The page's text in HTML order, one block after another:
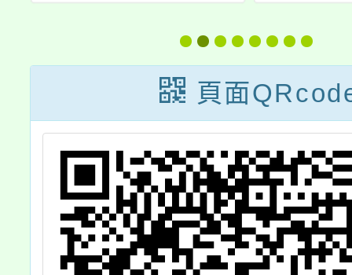
支援工作人員甄
選結果
退休
退休
給年
業要
所定
需標
頁面